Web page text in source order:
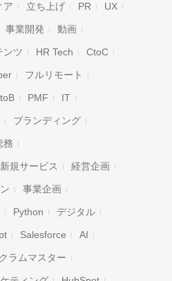
ア 立ち上げ PR UX
事業開発 動画
ンツ HR Tech CtoC
フルリモート
PMF IT
ブランディング
務
新規サービス 経営企画
事業企画
Python デジタル
Salesforce AI
ラムマスター